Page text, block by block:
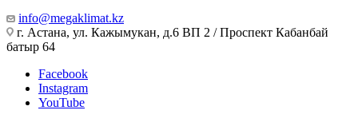
info@megaklimat.kz
г. Астана, ул. Кажымукан, д.6 ВП 2 / Проспект Кабанбай
батыр 64
Facebook
Instagram
YouTube